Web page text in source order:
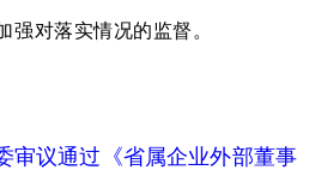
强对落实情况的监督。
审议通过《省属企业外部董事